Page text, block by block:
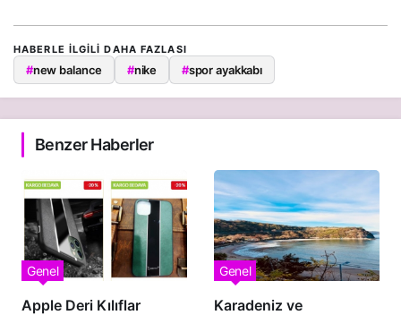
HABERLE ILGILI DAHA FAZLASI
#new balance #nike #spor ayakkabı
Benzer Haberler
Apple Deri Kılıflar
Genel
Karadeniz ve
Genel